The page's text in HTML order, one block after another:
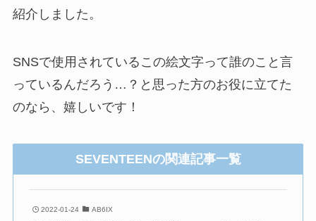
紹介しました。
SNSで使用されているこの絵文字って誰のこと言
っているんだろう…？と思った方のお役に立てた
のなら、嬉しいです！
SEVENTEENの関連記事一覧
2022-01-24 AB6IX